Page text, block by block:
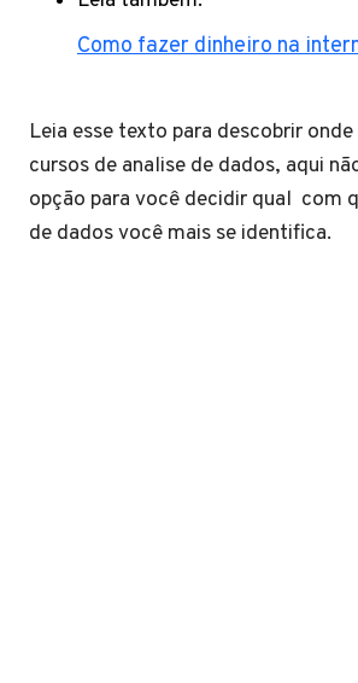
Como fazer dinheiro na
Leia esse texto para descobrir
cursos de analise de dados, aqui
opção para você decidir qual com
de dados você mais se identifica.